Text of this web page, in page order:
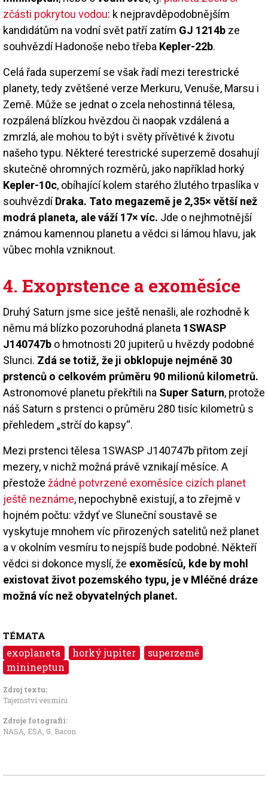
zčásti pokrytou vodou: k nejpravděpodobnějším
kandidátům na vodní svět patří zatím GJ 1214b ze
souhvězdí Hadonoše nebo třeba Kepler-22b.
Celá řada superzemí se však řadí mezi terestrické
planety, tedy zvětšené verze Merkuru, Venuše, Marsu i
Země. Může se jednat o zcela nehostinná tělesa,
rozpálená blízkou hvězdou či naopak vzdálená a
zmrzlá, ale mohou to být i světy přívětivé k životu
našeho typu. Některé terestrické superzemě dosahují
skutečně ohromných rozměrů, jako například horký
Kepler-10c, obíhající kolem starého žlutého trpaslíka v
souhvězdíDraka. Tato megazemě je 2,35× větší než
modrá planeta, ale váží 17× víc. Jde o nejhmotnější
známou kamennou planetu a vědci si lámou hlavu, jak
vůbec mohla vzniknout.
4. Exoprstence a exoměsíce
Druhý Saturn jsme sice ještě nenašli, ale rozhodně k
němu má blízko pozoruhodná planeta 1SWASP
J140747b o hmotnosti 20 jupiterů u hvězdy podobné
Slunci. Zdá se totiž, že ji obklopuje nejméně 30
prstenců o celkovém průměru 90 milionů kilometrů.
Astronomové planetu překřtili na Super Saturn, protože
náš Saturn s prstenci o průměru 280 tisíc kilometrů s
přehledem „strčí do kapsy“.
Mezi prstenci tělesa 1SWASP J140747b přitom zejí
mezery, v nichž možná právě vznikají měsíce. A
přestože žádné potvrzené exoměsíce cizích planet
ještě neznáme, nepochybně existují, a to zřejmě v
hojném počtu: vždyť ve Sluneční soustavě se
vyskytuje mnohem víc přirozených satelitů než planet
a v okolním vesmíru to nejspíš bude podobné. Někteří
vědci si dokonce myslí, že exoměsíců, kde by mohl
existovat život pozemského typu, je v Mléčné dráze
možná víc než obyvatelných planet.
TÉMATA
exoplaneta horký jupiter
superzemě
minineptun
Zdroj textu:
Tajemství vesmíru
Zdroje fotografii:
NASA, ESA, G. Bacon